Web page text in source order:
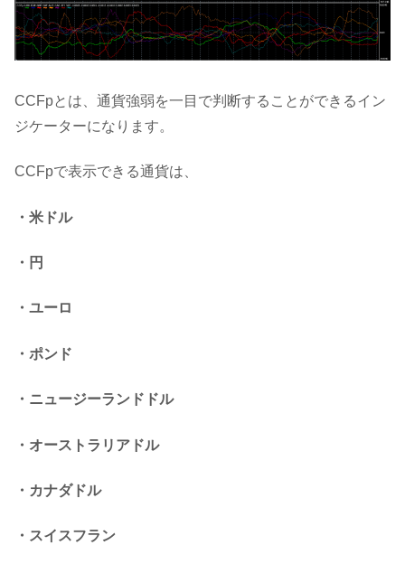
CCFpとは、通貨強弱を一目で判断することができるイン
ジケーターになります。
CCFpで表示できる通貨は、
・米ドル
・円
・ユーロ
・ポンド
・ニュージーランドドル
・オーストラリアドル
・カナダドル
・スイスフラン